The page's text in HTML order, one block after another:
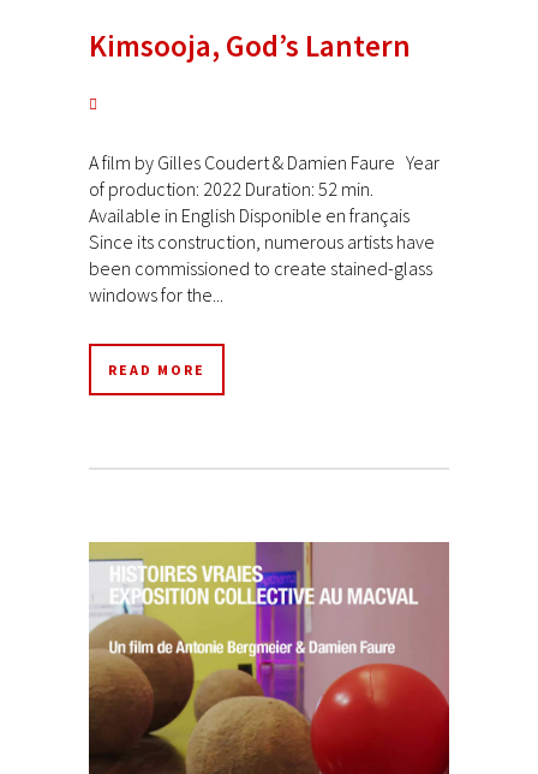
Kimsooja, God’s Lantern
A film by Gilles Coudert & Damien Faure Year
of production: 2022 Duration: 52 min.
Available in English Disponible en français
Since its construction, numerous artists have
been commissioned to create stained-glass
windows for the...
READ MORE